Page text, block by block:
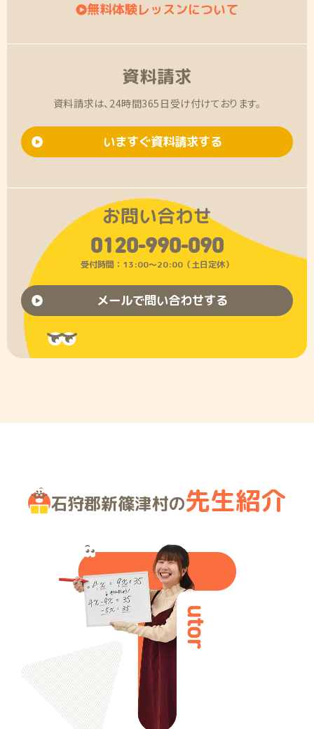
無料体験レッスンについて
資料請求
資料請求は、24時間365日受け付けております。
いますぐ資料請求する
お問い合わせ
0120-990-090
受付時間：13:00〜20:00（土日定休）
メールで問い合わせする
石狩郡新篠津村の先生紹介